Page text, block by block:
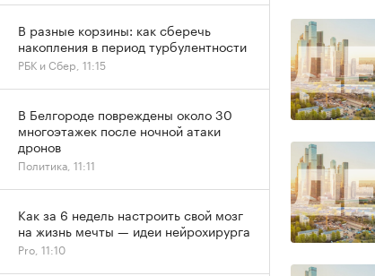
В разные корзины: как сберечь
накопления в период турбулентности
РБК и Сбер, 11:15
В Белгороде повреждены около 30
многоэтажек после ночной атаки
дронов
Политика, 11:11
Как за 6 недель настроить свой мозг
на жизнь мечты — идеи нейрохирурга
Pro, 11:10